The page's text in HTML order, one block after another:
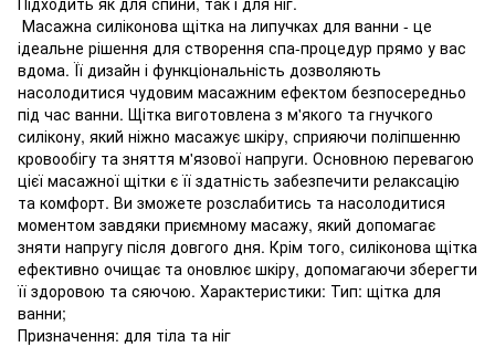
Масажна силіконова щітка на липучках для ванни - це
ідеальне рішення для створення спа-процедур прямо у вас
вдома. Її дизайн і функціональність дозволяють
насолодитися чудовим масажним ефектом безпосередньо
під час ванни. Щітка виготовлена з м'якого та гнучкого
силікону, який ніжно масажує шкіру, сприяючи поліпшенню
кровообігу та зняття м'язової напруги. Основною перевагою
цієї масажної щітки є її здатність забезпечити релаксацію
та комфорт. Ви зможете розслабитись та насолодитися
моментом завдяки приємному масажу, який допомагає
зняти напругу після довгого дня. Крім того, силіконова щітка
ефективно очищає та оновлює шкіру, допомагаючи зберегти
її здоровою та сяючою. Характеристики: Тип: щітка для
ванни;
Призначення: для тіла та ніг